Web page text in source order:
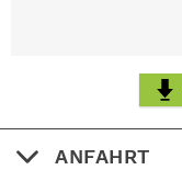
ANFAHRT